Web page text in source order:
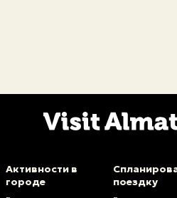
Активности в
городе
поездку